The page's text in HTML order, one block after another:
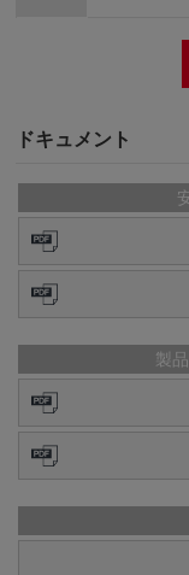
ドキュメント
製